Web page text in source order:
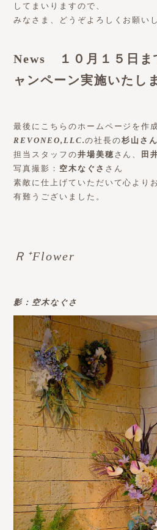
してまいりますので、
みなさま、どうぞよろしくお願い
News １０月１５日
ャンペーン実施いたし
最後にこちらのホームページを作
REVONEO,LLC.の社長の杉山さん
担当スタッフの井場美穂 さん、 田
写真撮影： 空木なぐさ さん
素敵に仕上げていただいて心より
有難うございました。
Ｒ⁺Flower
影：空木なぐさ